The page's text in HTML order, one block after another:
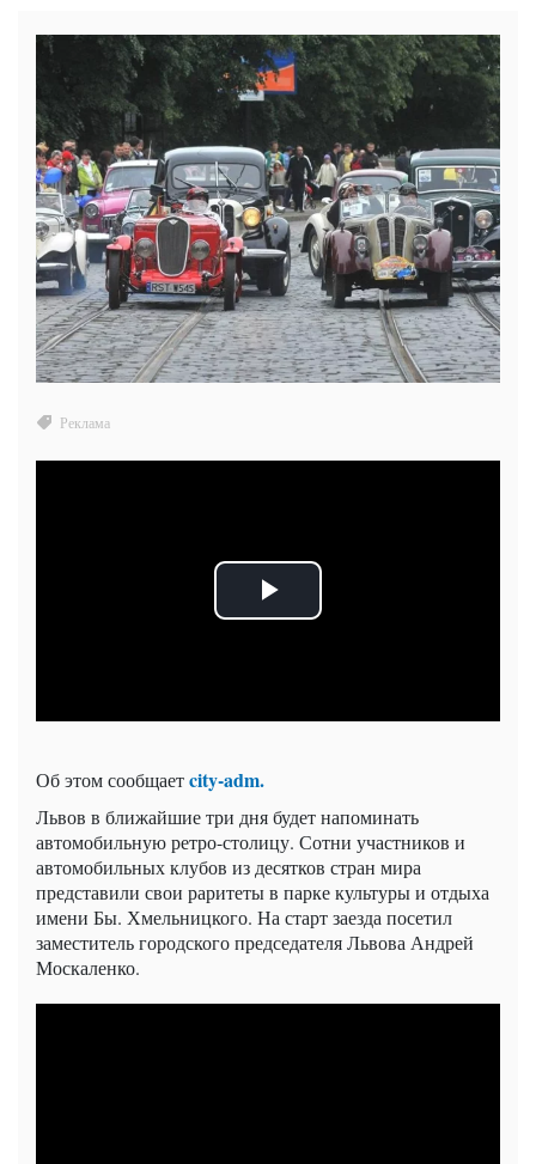
Об этом сообщаетcity-adm.
Львов в ближайшие три дня будет напоминать
автомобильную ретро-столицу. Сотни участников и
автомобильных клубов из десятков стран мира
представили свои раритеты в парке культуры и отдыха
имени Бы. Хмельницкого. На старт заезда посетил
заместитель городского председателя Львова Андрей
Москаленко.